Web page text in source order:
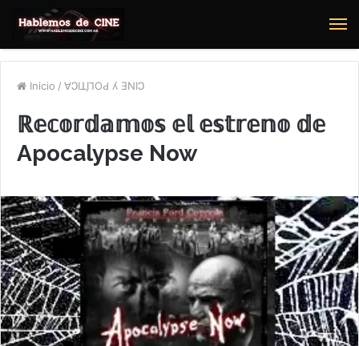
Inicio / ∀ϽIꓕI̗⅂OԀ ʎ ƎNIϽ
ℝ𝕖𝕔𝕠𝕣𝕕𝕒𝕞𝕠𝕤 𝕖𝕝 𝕖𝕤𝕥𝕣𝕖𝕟𝕠 𝕕𝕖
Apocalypse Now